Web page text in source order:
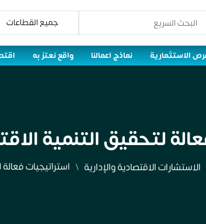
الاستثمارية نماذج اعمالنا واقع نعتز به
لتحقيق التنمية
الاستشارات الاقتصادية والإدارية استراتيجيات